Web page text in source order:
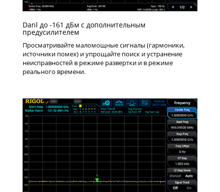
Danl до -161 дБм с дополнительным
предусилителем
Просматривайте маломощные сигналы (гармоники,
источники помех) и упрощайте поиск и устранение
неисправностей в режиме развертки и в режиме
реального времени.